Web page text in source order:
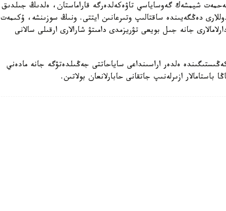
شيمشەك گەوساياسي تاۋەكەلدەرگە قاراماستان، ەلدىڭ جىلدىق
ا ق ش دوللارى دەڭگەيىندە ساقتالىپ وتىرعانىن ايتتى. ونىڭ سوزىنشە، ۇكىمەت
جانە جىل بويعى تۋريزمدى دامىتۋ شارالارى ارقىلى سالانى
ەلدەر اراسىنداعى ساياحاتتى جەڭىلدەتۋگە جانە مادەني
باستامالار ازىرلەنىپ جاتقانى حابارلانعان بولاتىن.